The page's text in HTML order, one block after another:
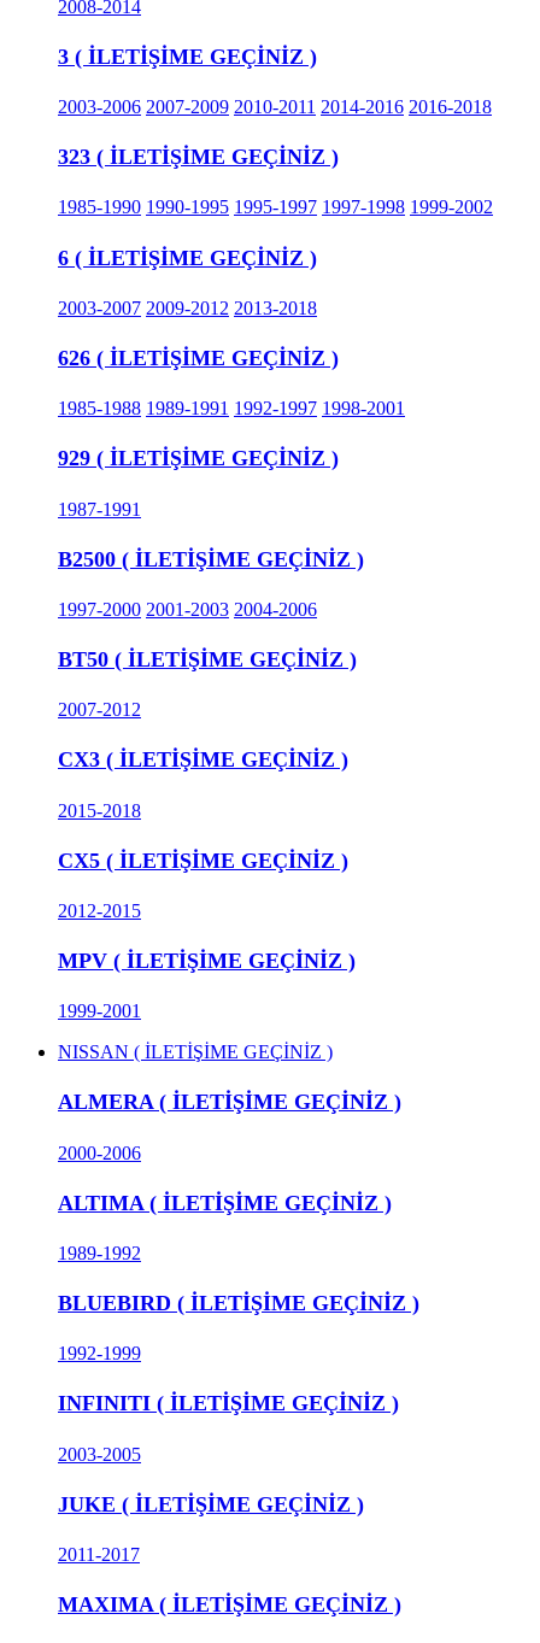
2008-2014
3 ( İLETİŞİME GEÇİNİZ )
2003-2006 2007-2009 2010-2011 2014-2016 2016-2018
323 ( İLETİŞİME GEÇİNİZ )
1985-1990 1990-1995 1995-1997 1997-1998 1999-2002
6 ( İLETİŞİME GEÇİNİZ )
2003-2007 2009-2012 2013-2018
626 ( İLETİŞİME GEÇİNİZ )
1985-1988 1989-1991 1992-1997 1998-2001
929 ( İLETİŞİME GEÇİNİZ )
1987-1991
B2500 ( İLETİŞİME GEÇİNİZ )
1997-2000 2001-2003 2004-2006
BT50 ( İLETİŞİME GEÇİNİZ )
2007-2012
CX3 ( İLETİŞİME GEÇİNİZ )
2015-2018
CX5 ( İLETİŞİME GEÇİNİZ )
2012-2015
MPV ( İLETİŞİME GEÇİNİZ )
1999-2001
NISSAN ( İLETİŞİME GEÇİNİZ )
ALMERA ( İLETİŞİME GEÇİNİZ )
2000-2006
ALTIMA ( İLETİŞİME GEÇİNİZ )
1989-1992
BLUEBIRD ( İLETİŞİME GEÇİNİZ )
1992-1999
INFINITI ( İLETİŞİME GEÇİNİZ )
2003-2005
JUKE ( İLETİŞİME GEÇİNİZ )
2011-2017
MAXIMA ( İLETİŞİME GEÇİNİZ )